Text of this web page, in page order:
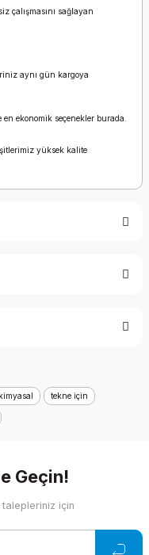
çalışmasını sağlayan
aynı gün kargoya
en ekonomik seçenekler burada.
yüksek kalite
öneri formunu
tekne için
Geçin!
için